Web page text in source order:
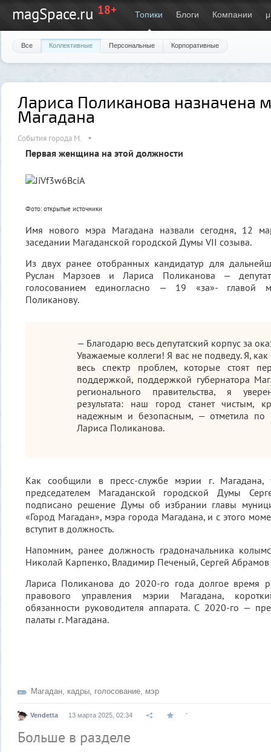
magSpace.ru 18+ Топики Блоги Компании μ
Все Коллективные Персональные Корпоративные
Лариса Поликанова назначена
Магадана
События города М.
Первая женщина на этой должности
Фото: открытые источники
Имя нового мэра Магадана назвали сегодня, 12
заседании Магаданской городской Думы VII созыва.
Из двух ранее отобранных кандидатур для
Руслан Марзоев и Лариса Поликанова —
голосованием единогласно — 19 «за»- главой
Поликанову.
— Благодарю весь депутатский корпус за
Уважаемые коллеги! Я вас не подведу. Я,
весь спектр проблем, которые стоят
поддержкой, поддержкой губернатора
регионального правительства, я
результата: наш город станет чистым,
надежным и безопасным, — отметила по
Лариса Поликанова.
Как сообщили в пресс-службе мэрии г. Магадана,
председателем Магаданской городской Думы
подписано решение Думы об избрании главы
«Город Магадан», мэра города Магадана, и с этого
вступит в должность.
Напомним, ранее должность градоначальника
Николай Карпенко, Владимир Печеный, Сергей
Лариса Поликанова до 2020-го года долгое время
правового управления мэрии Магадана,
обязанности руководителя аппарата. С 2020-го —
палаты г. Магадана.
Магадан, кадры, голосование, мэр
Vendetta 13 марта 2025, 02:34
Больше в разделе